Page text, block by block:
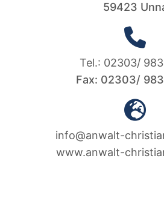
59423
Tel.: 02303/
Fax: 02303/
info@anwalt-
www.anwalt-